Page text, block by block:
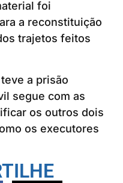
foi
a reconstituição
trajetos feitos
a prisão
segue com as
os outros dois
os executores